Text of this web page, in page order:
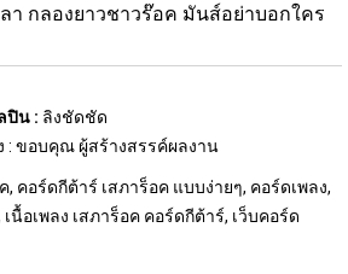
กลองยาวชาวร๊อค มันส์อย่าบอกใคร
ปิน : ลิงชัดชัด
: ขอบคุณ ผู้สร้างสรรค์ผลงาน
, คอร์ดกีต้าร์ เสภาร็อค แบบง่ายๆ, คอร์ดเพลง,
นื้อเพลง เสภาร็อค คอร์ดกีต้าร์, เว็บคอร์ด